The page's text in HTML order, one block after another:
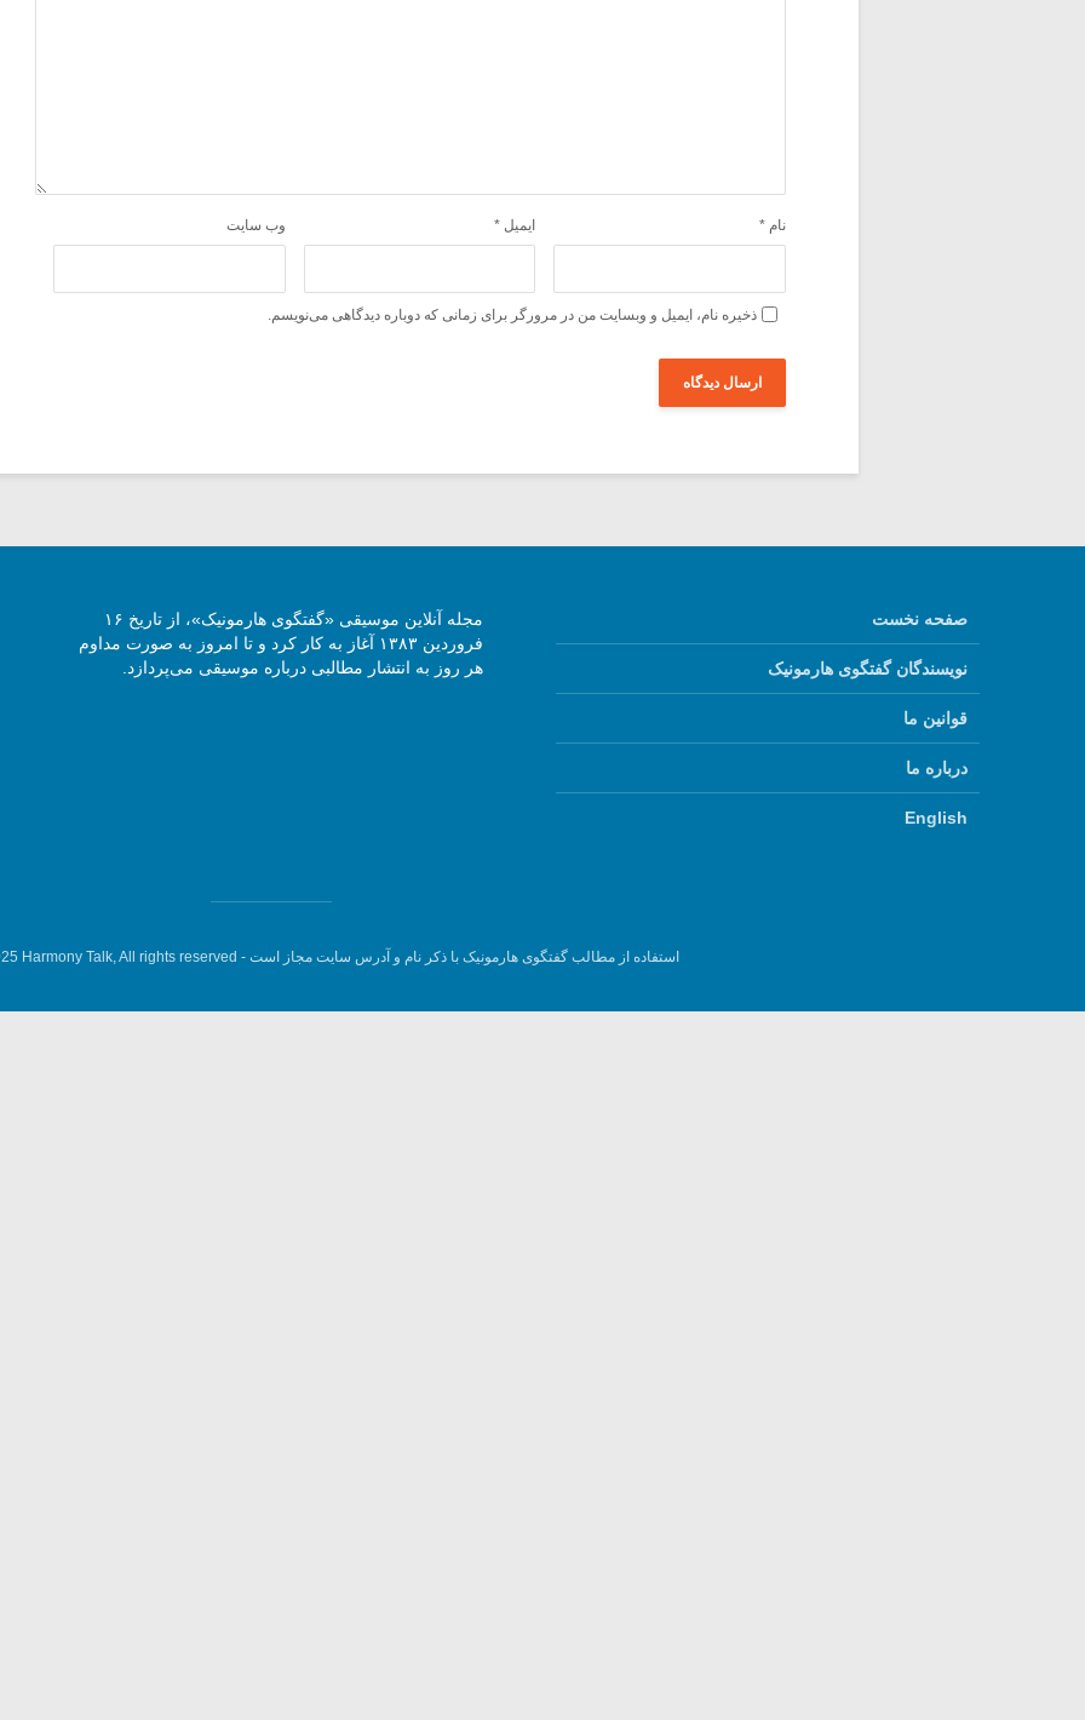
نام * ایمیل * وب‌ سایت
ذخیره نام، ایمیل و وبسایت من در مرورگر برای زمانی که دوباره دیدگاهی می‌نویسم.
صفحه نخست
نویسندگان گفتگوی هارمونیک
قوانین ما
درباره ما
English
مجله آنلاین موسیقی «گفتگوی هارمونیک»، از تاریخ ۱۶
فروردین ۱۳۸۳ آغاز به کار کرد و تا امروز به صورت مداوم
هر روز به انتشار مطالبی درباره موسیقی می‌پردازد.
استفاده از مطالب گفتگوی هارمونیک با ذکر نام و آدرس سایت مجاز است - Harmony Talk, All rights reserved.